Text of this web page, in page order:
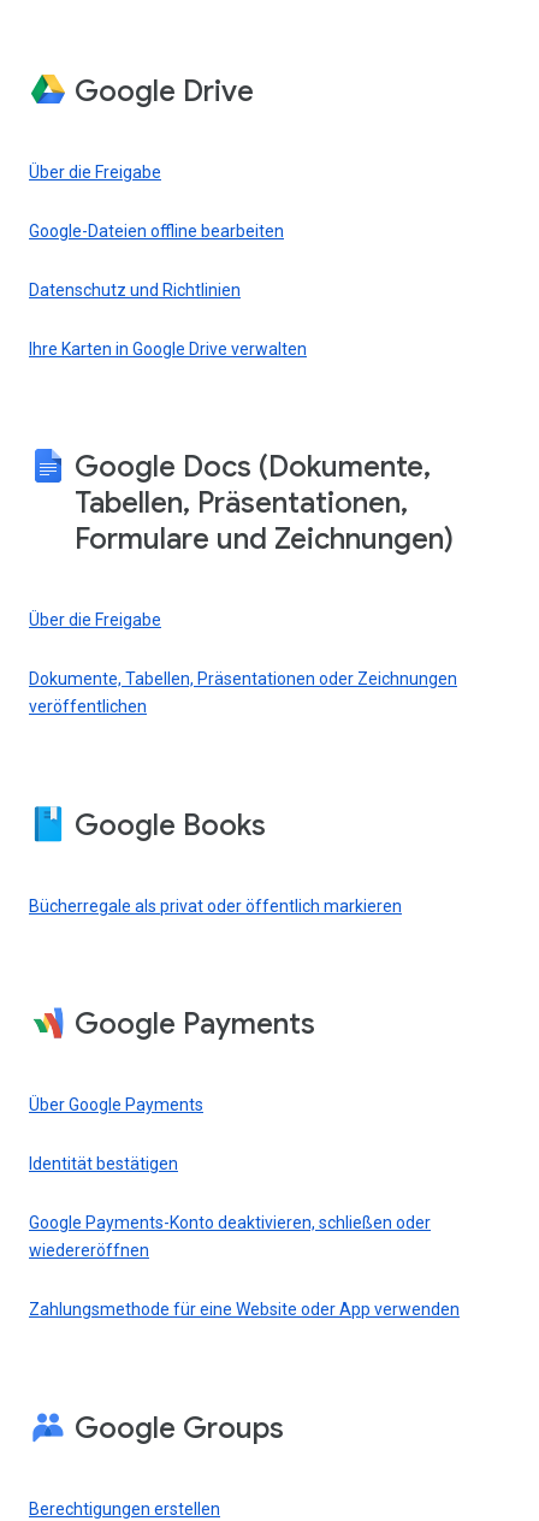
Google Drive
Über die Freigabe
Google-Dateien offline bearbeiten
Datenschutz und Richtlinien
Ihre Karten in Google Drive verwalten
Google Docs (Dokumente,
Tabellen, Präsentationen,
Formulare und Zeichnungen)
Über die Freigabe
Dokumente, Tabellen, Präsentationen oder Zeichnungen
veröffentlichen
Google Books
Bücherregale als privat oder öffentlich markieren
Google Payments
Über Google Payments
Identität bestätigen
Google Payments-Konto deaktivieren, schließen oder
wiedereröffnen
Zahlungsmethode für eine Website oder App verwenden
Google Groups
Berechtigungen erstellen